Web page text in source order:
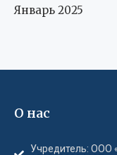
Январь 2025
О нас
Учредитель: ООО